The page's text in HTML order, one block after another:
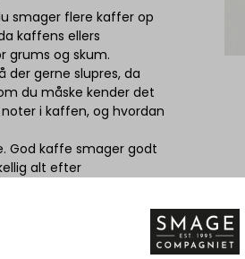
smager flere kaffer op
kaffens ellers
grums og skum.
der gerne slupres, da
du måske kender det
i kaffen, og hvordan
God kaffe smager godt
alt efter